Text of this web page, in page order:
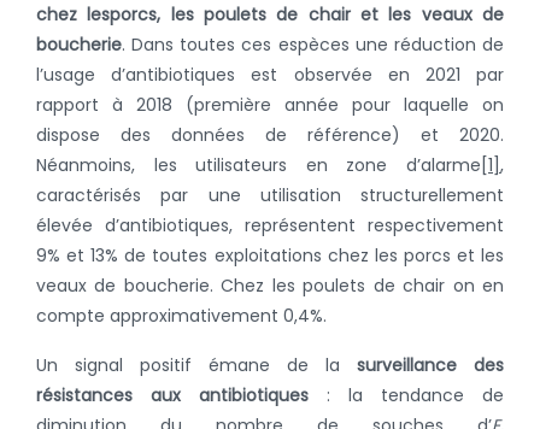
chez lesporcs, les poulets de chair et les veaux de
boucherie. Dans toutes ces espèces une réduction de
l’usage d’antibiotiques est observée en 2021 par
rapport à 2018 (première année pour laquelle on
dispose des données de référence) et 2020.
Néanmoins, les utilisateurs en zone d’alarme [1],
caractérisés par une utilisation structurellement
élevée d’antibiotiques, représentent respectivement
9% et 13% de toutes exploitations chez les porcs et les
veaux de boucherie. Chez les poulets de chair on en
compte approximativement 0,4%.
Un signal positif émane de la surveillance des
résistances aux antibiotiques : la tendance de